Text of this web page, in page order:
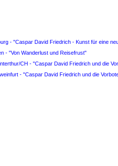
- "Caspar David Friedrich - Kunst für eine
- "Von Wanderlust und Reisefrust"
CH - "Caspar David Friedrich und die
- "Caspar David Friedrich und die